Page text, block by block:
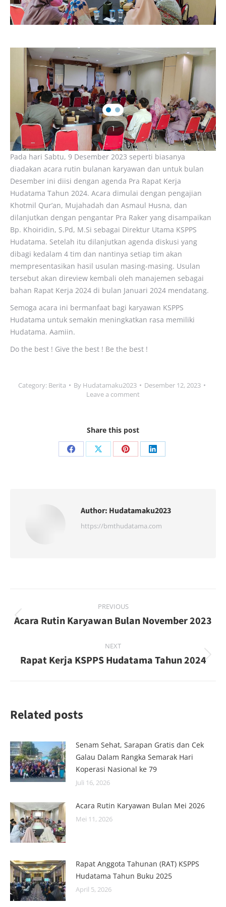
1
Pada hari Sabtu, 9 Desember 2023 seperti biasanya
diadakan acara rutin bulanan karyawan dan untuk bulan
Desember ini diisi dengan agenda Pra Rapat Kerja
Hudatama Tahun 2024. Acara dimulai dengan pengajian
Khotmil Qur’an, Mujahadah dan Asmaul Husna, dan
dilanjutkan dengan pengantar Pra Raker yang disampaikan
Bp. Khoiridin, S.Pd, M.Si sebagai Direktur Utama KSPPS
Hudatama. Setelah itu dilanjutkan agenda diskusi yang
dibagi kedalam 4 tim dan nantinya setiap tim akan
mempresentasikan hasil usulan masing-masing. Usulan
tersebut akan direview kembali oleh manajemen sebagai
bahan Rapat Kerja 2024 di bulan Januari 2024 mendatang.
Semoga acara ini bermanfaat bagi karyawan KSPPS
Hudatama untuk semakin meningkatkan rasa memiliki
Hudatama. Aamiin.
Do the best ! Give the best ! Be the best !
Category: Berita By Hudatamaku2023
Desember 12, 2023
Leave a comment
Share this post
Share Share Share Share
Author: Hudatamaku2023
https://bmthudatama.com
navigation
PREVIOUS
Previous
Acara Rutin Karyawan Bulan November 2023
NEXT
Next
Rapat Kerja KSPPS Hudatama Tahun 2024
Related posts
Senam Sehat, Sarapan Gratis dan Cek
Galau Dalam Rangka Semarak Hari
Koperasi Nasional ke 79
Juli 16, 2026
Acara Rutin Karyawan Bulan Mei 2026
Mei 11, 2026
Rapat Anggota Tahunan (RAT) KSPPS
Hudatama Tahun Buku 2025
April 5, 2026